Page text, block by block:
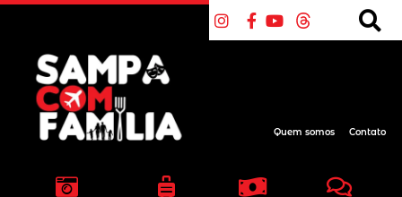
Quem somos Contato